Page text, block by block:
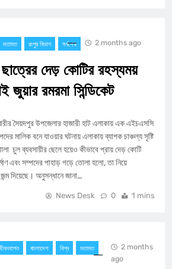
মতামত রংপুর বিভাগ সর্বশেষ 2 months ago
দেড় কোটির রহস্যময়
জুয়ার রমরমা সিন্ডিকেট
সৈয়দপুর উপজেলার হাজারী হাট এলাকায় এক এইচএসসি
মালিক বনে যাওয়ার ঘটনায় এলাকায় ব্যাপক চাঞ্চল্য সৃষ্টি
চুল ব্যবসায়ীর ছেলে হয়েও কীভাবে প্রায় দেড় কোটি
এবং সম্পদের পাহাড় গড়ে তোলা হলো, তা নিয়ে
দিয়েছে। ​অনুসন্ধানে জানা…
News Desk 0 1 mins
বাংলাদেশ বিশ্ব
মতামত
2 months
ago